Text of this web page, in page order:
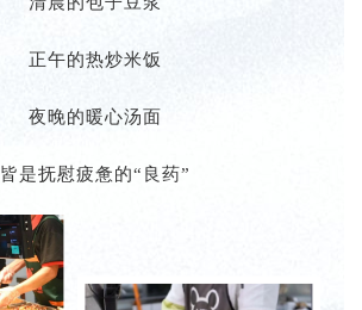
正午的热炒米饭
夜晚的暖心汤面
皆是抚慰疲惫的“良药”